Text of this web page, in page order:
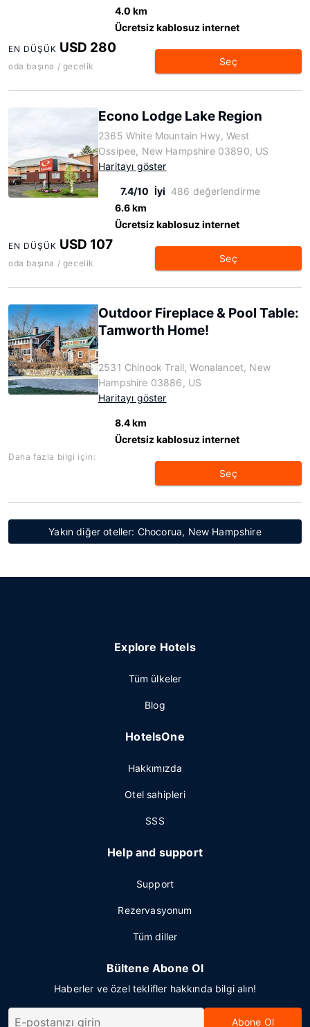
4.0 km
Ücretsiz kablosuz internet
EN DÜŞÜK USD 280
oda başına / gecelik Seç
Econo Lodge Lake Region
2365 White Mountain Hwy, West
Ossipee, New Hampshire 03890, US
Haritayı göster
7.4/10 İyi 486 değerlendirme
6.6 km
Ücretsiz kablosuz internet
EN DÜŞÜK USD 107
oda başına / gecelik Seç
Outdoor Fireplace & Pool Table:
Tamworth Home!
2531 Chinook Trail, Wonalancet, New
Hampshire 03886, US
Haritayı göster
8.4 km
Ücretsiz kablosuz internet
Daha fazla bilgi için:
Seç
Yakın diğer oteller: Chocorua, New Hampshire
Explore Hotels
Tüm ülkeler
Blog
HotelsOne
Hakkımızda
Otel sahipleri
SSS
Help and support
Support
Rezervasyonum
Tüm diller
Bültene Abone Ol
Haberler ve özel teklifler hakkında bilgi alın!
Abone Ol